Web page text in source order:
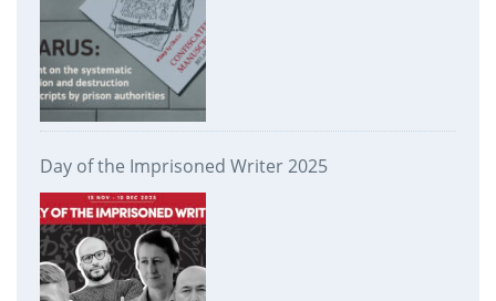
Day of the Imprisoned Writer 2025